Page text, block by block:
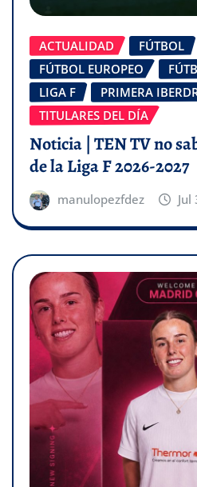
ACTUALIDAD
FÚTBOL
FÚTBOL EUROPEO
LIGA F
PRIMERA
TITULARES DEL DÍA
Noticia | TEN TV no
de la Liga F 2026-2027
manulopezfdez Jul